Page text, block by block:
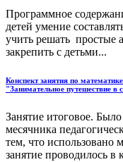
Программное
детей умение
учить решать простые
закрепить с детьми...
Конспект занятия по
"Занимательное путешествие в
Занятие итоговое.
месячника
тем, что использовано
занятие проводилось в